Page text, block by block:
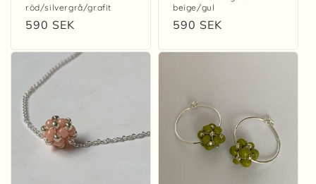
röd/silvergrå/grafit
Ordinarie
590 SEK
beige/gul
Ordinarie
590 SEK